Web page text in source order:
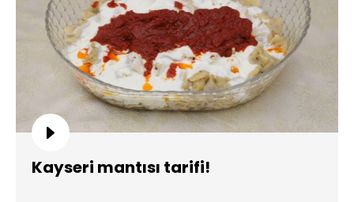
Kayseri mantısı tarifi!